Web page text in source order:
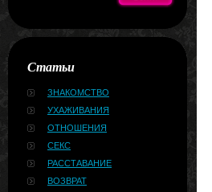
Статьи
ЗНАКОМСТВО
УХАЖИВАНИЯ
ОТНОШЕНИЯ
СЕКС
РАССТАВАНИЕ
ВОЗВРАТ